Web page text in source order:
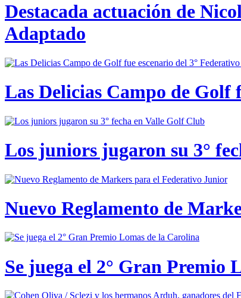
Destacada actuación de
Adaptado
Las Delicias Campo de Golf
Los juniors jugaron su 3°
Nuevo Reglamento de
Se juega el 2° Gran Premio